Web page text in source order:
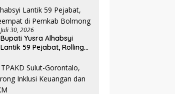
2026
Juli 30, 2026
Bupati Yusra Alhabsyi
Lantik 59 Pejabat, Rolling
Pemkab Bolmong